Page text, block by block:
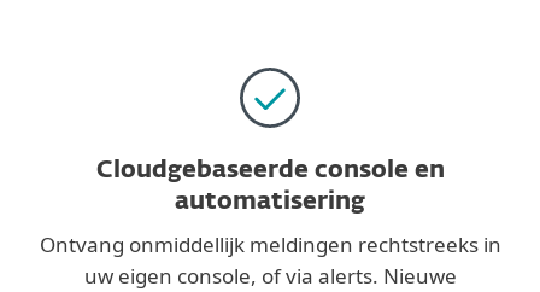
Cloudgebaseerde console en
automatisering
Ontvang onmiddellijk meldingen rechtstreeks in
uw eigen console, of via alerts. Nieuwe